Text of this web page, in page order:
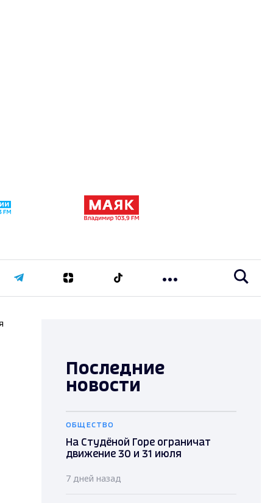
Последние
новости
ОБЩЕСТВО
На Студёной Горе ограничат
движение 30 и 31 июля
7 дней назад